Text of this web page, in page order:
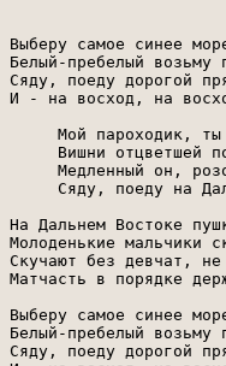
Выберу самое синее
Белый-пребелый возьму
Сяду, поеду дорогой
И - на восход, на
Мой пароходик,
Вишни отцветшей
Медленный он,
Сяду, поеду на
На Дальнем Востоке
Молоденькие мальчики
Скучают без девчат,
Матчасть в порядке
Выберу самое синее
Белый-пребелый возьму
Сяду, поеду дорогой